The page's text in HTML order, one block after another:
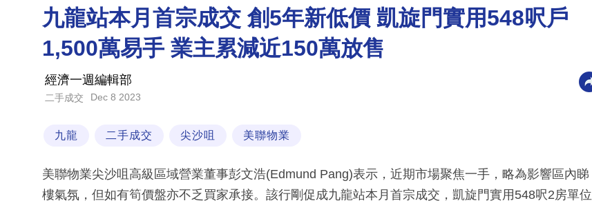
九龍站本月首宗成交 創5年新低價 凱旋門實用548呎戶
1,500萬易手 業主累減近150萬放售
經濟一週編輯部
二手成交 Dec 8 2023
九龍 二手成交 尖沙咀 美聯物業
美聯物業尖沙咀高級區域營業董事彭文浩(Edmund Pang)表示，近期市場聚焦一手，略為影響區內睇
樓氣氛，但如有筍價盤亦不乏買家承接。該行剛促成九龍站本月首宗成交，凱旋門實用548呎2房單位